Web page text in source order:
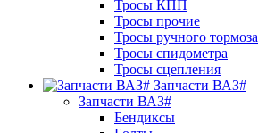
Тросы КПП
Тросы прочие
Тросы ручного тормоза
Тросы спидометра
Тросы сцепления
Запчасти ВАЗ#
Запчасти ВАЗ#
Бендиксы